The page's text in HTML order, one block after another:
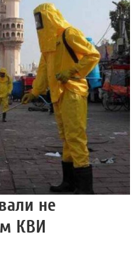
не
КВИ